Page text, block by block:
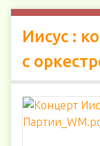
Иисус :
с